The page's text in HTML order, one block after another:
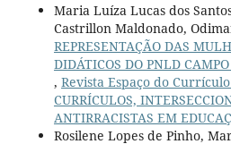
Maria Luíza Lucas dos
Castrillon Maldonado,
REPRESENTAÇÃO DAS
DIDÁTICOS DO PNLD
, Revista Espaço do
CURRÍCULOS,
ANTIRRACISTAS EM
Rosilene Lopes de Pinho,